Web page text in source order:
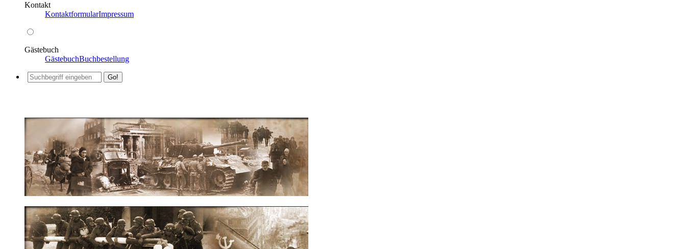
Kontakt
KontaktformularImpressum
Gästebuch
GästebuchBuchbestellung